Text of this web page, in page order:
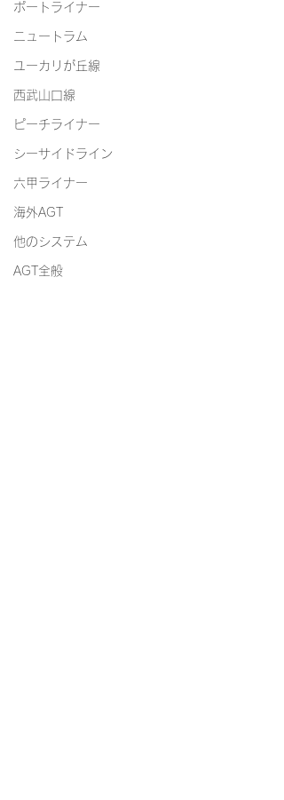
ポートライナー
ニュートラム
ユーカリが丘線
西武山口線
ピーチライナー
シーサイドライン
六甲ライナー
海外AGT
他のシステム
AGT全般